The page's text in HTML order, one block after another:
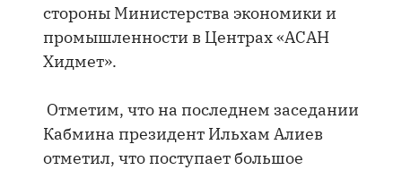
стороны Министерства экономики и
промышленности в Центрах «АСАН
Хидмет».
Отметим, что на последнем заседании
Кабмина президент Ильхам Алиев
отметил, что поступает большое